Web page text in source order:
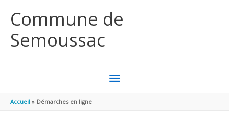
Commune de
Semoussac
MENU
Accueil Démarches en ligne